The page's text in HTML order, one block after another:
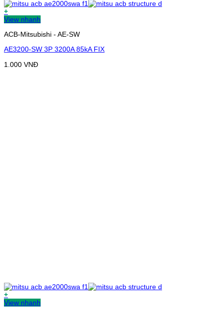
+
View nhanh
ACB-Mitsubishi - AE-SW
AE3200-SW 3P 3200A 85kA FIX
1.000 VNĐ
+
View nhanh